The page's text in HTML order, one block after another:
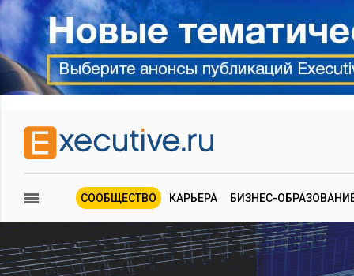
СООБЩЕСТВО КАРЬЕРА БИЗНЕС-